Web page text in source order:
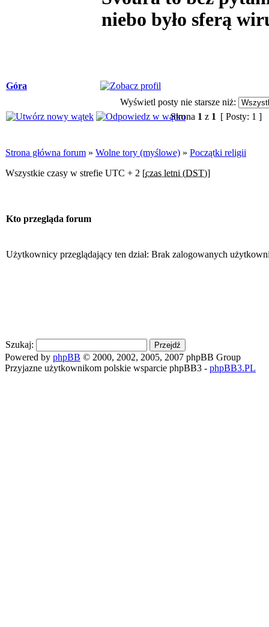
niebo było sferą
Góra
Wyświetl posty nie starsze niż:
Strona 1 z 1 [ Posty: 1 ]
Strona główna forum » Wolne tory (myślowe) » Początki religii
Wszystkie czasy w strefie UTC + 2 [czas letni (DST)]
Kto przegląda forum
Użytkownicy przeglądający ten dział: Brak zalogowanych
Szukaj:
Powered by phpBB © 2000, 2002, 2005, 2007 phpBB Group
Przyjazne użytkownikom polskie wsparcie phpBB3 - phpBB3.PL